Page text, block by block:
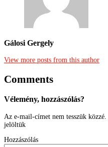
Gálosi Gergely
View more posts from this author
Comments
Vélemény, hozzászólás?
Az e-mail-címet nem tesszük közzé.
jelöltük
Hozzászólás